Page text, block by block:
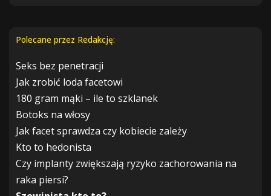
Polecane przez Redakcję:
Seks bez penetracji
Jak zrobić loda facetowi
180 gram mąki – ile to szklanek
Botoks na włosy
Jak facet sprawdza czy kobiecie zależy
Kto to hedonista
Czy implanty zwiększają ryzyko zachorowania na
raka piersi?